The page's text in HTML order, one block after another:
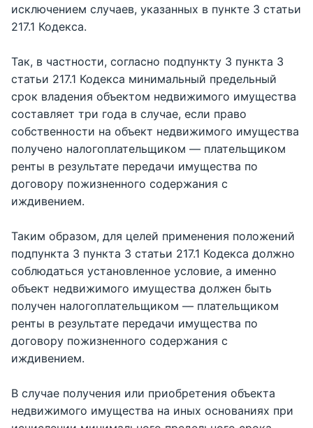
исключением случаев, указанных в пункте 3 статьи
217.1 Кодекса.
Так, в частности, согласно подпункту 3 пункта 3
статьи 217.1 Кодекса минимальный предельный
срок владения объектом недвижимого имущества
составляет три года в случае, если право
собственности на объект недвижимого имущества
получено налогоплательщиком — плательщиком
ренты в результате передачи имущества по
договору пожизненного содержания с
иждивением.
Таким образом, для целей применения положений
подпункта 3 пункта 3 статьи 217.1 Кодекса должно
соблюдаться установленное условие, а именно
объект недвижимого имущества должен быть
получен налогоплательщиком — плательщиком
ренты в результате передачи имущества по
договору пожизненного содержания с
иждивением.
В случае получения или приобретения объекта
недвижимого имущества на иных основаниях при